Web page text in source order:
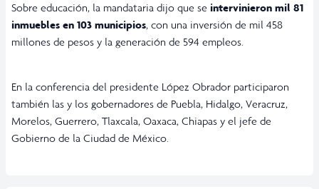
Sobre educación, la mandataria dijo que se intervinieron mil 81
inmuebles en 103 municipios, con una inversión de mil 458
millones de pesos y la generación de 594 empleos.
En la conferencia del presidente López Obrador participaron
también las y los gobernadores de Puebla, Hidalgo, Veracruz,
Morelos, Guerrero, Tlaxcala, Oaxaca, Chiapas y el jefe de
Gobierno de la Ciudad de México.